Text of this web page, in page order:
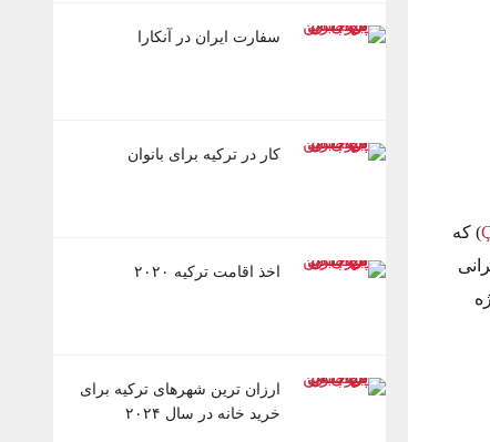
) که
سفارت ایران در آنکارا
کار در ترکیه برای بانوان
اخذ اقامت ترکیه ۲۰۲۰
ارزان ترین شهرهای ترکیه برای
خرید خانه در سال ۲۰۲۴